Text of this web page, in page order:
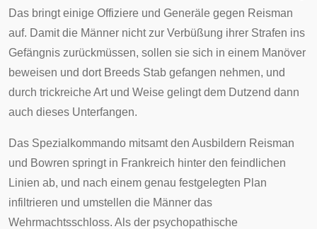
Das bringt einige Offiziere und Generäle gegen Reisman
auf. Damit die Männer nicht zur Verbüßung ihrer Strafen ins
Gefängnis zurückmüssen, sollen sie sich in einem Manöver
beweisen und dort Breeds Stab gefangen nehmen, und
durch trickreiche Art und Weise gelingt dem Dutzend dann
auch dieses Unterfangen.
Das Spezialkommando mitsamt den Ausbildern Reisman
und Bowren springt in Frankreich hinter den feindlichen
Linien ab, und nach einem genau festgelegten Plan
infiltrieren und umstellen die Männer das
Wehrmachtsschloss. Als der psychopathische